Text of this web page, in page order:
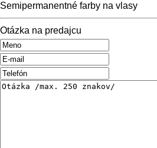
Semipermanentné farby na vlasy
Otázka na predajcu